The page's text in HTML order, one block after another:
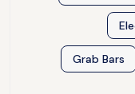
Grab Bars